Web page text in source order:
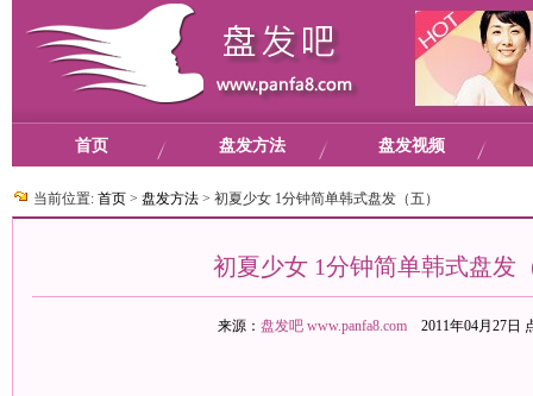
首页 盘发方法 盘发视频
当前位置: 首页 > 盘发方法 > 初夏少女 1分钟简单韩式盘发（五）
初夏少女 1分钟简单韩式盘发
来源： 盘发吧 www.panfa8.com 2011年04月27日